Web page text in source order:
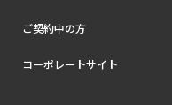
ご契約中の方
コーポレートサイト